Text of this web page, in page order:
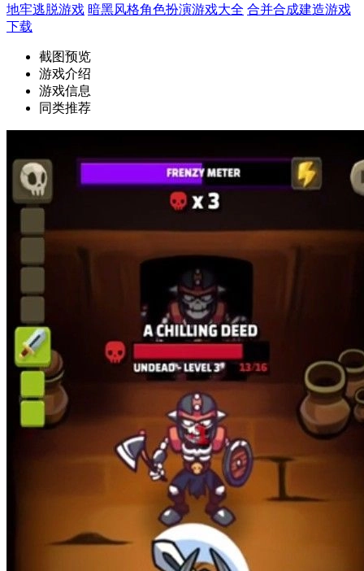
地牢逃脱游戏 暗黑风格角色扮演游戏大全 合并合成建造游戏
下载
截图预览
游戏介绍
游戏信息
同类推荐